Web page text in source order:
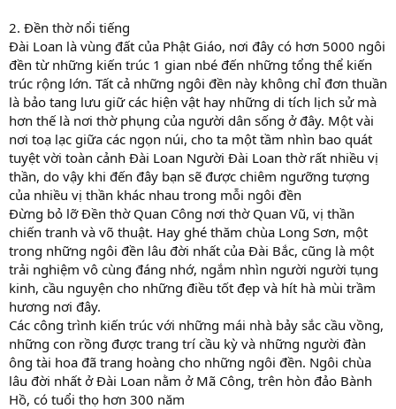
2. Đền thờ nổi tiếng
Đài Loan là vùng đất của Phật Giáo, nơi đây có hơn 5000 ngôi
đền từ những kiến trúc 1 gian nbé đến những tổng thể kiến
trúc rộng lớn. Tất cả những ngôi đền này không chỉ đơn thuần
là bảo tang lưu giữ các hiện vật hay những di tích lịch sử mà
hơn thế là nơi thờ phụng của người dân sống ở đây. Một vài
nơi toạ lạc giữa các ngọn núi, cho ta một tầm nhìn bao quát
tuyệt vời toàn cảnh Đài Loan Người Đài Loan thờ rất nhiều vị
thần, do vậy khi đến đây bạn sẽ được chiêm ngưỡng tượng
của nhiều vị thần khác nhau trong mỗi ngôi đền
Đừng bỏ lỡ Đền thờ Quan Công nơi thờ Quan Vũ, vị thần
chiến tranh và võ thuật. Hay ghé thăm chùa Long Sơn, một
trong những ngôi đền lâu đời nhất của Đài Bắc, cũng là một
trải nghiệm vô cùng đáng nhớ, ngắm nhìn người người tụng
kinh, cầu nguyện cho những điều tốt đẹp và hít hà mùi trầm
hương nơi đây.
Các công trình kiến trúc với những mái nhà bảy sắc cầu vồng,
những con rồng được trang trí cầu kỳ và những người đàn
ông tài hoa đã trang hoàng cho những ngôi đền. Ngôi chùa
lâu đời nhất ở Đài Loan nằm ở Mã Công, trên hòn đảo Bành
Hồ, có tuổi thọ hơn 300 năm